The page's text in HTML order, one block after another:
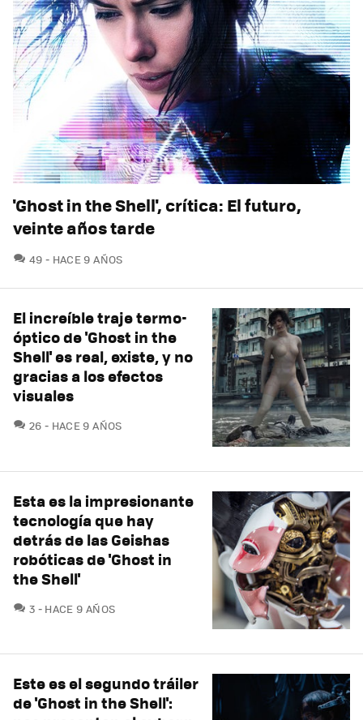
'Ghost in the Shell', crítica: El futuro,
veinte años tarde
49 COMENTARIOS
HACE 9 AÑOS
El increíble traje termo-
óptico de 'Ghost in the
Shell' es real, existe, y no
gracias a los efectos
visuales
26 COMENTARIOS
HACE 9 AÑOS
Esta es la impresionante
tecnología que hay
detrás de las Geishas
robóticas de 'Ghost in
the Shell'
3 COMENTARIOS
HACE 9 AÑOS
Este es el segundo tráiler
de 'Ghost in the Shell':